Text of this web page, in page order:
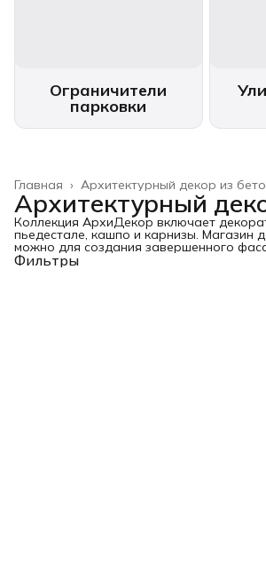
Ограничители
парковки
Архитектурный декор из
Главная ›
Архитектурный
Коллекция АрхиДекор включает
пьедестале, кашпо и карнизы. Магазин
можно для создания завершенного
Фильтры